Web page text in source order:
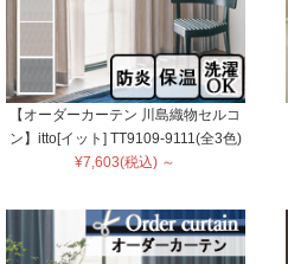
【オーダーカーテン 川島織物セルコ
ン】itto[イット] TT9109-9111(全3色)
¥7,603(税込) ～